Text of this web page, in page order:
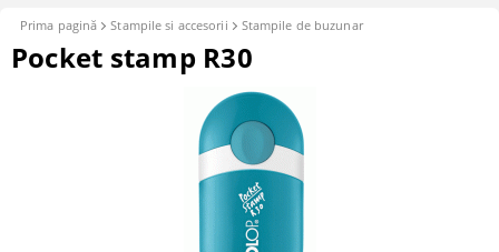
Prima pagină Stampile si accesorii Stampile de buzunar
Pocket stamp R30